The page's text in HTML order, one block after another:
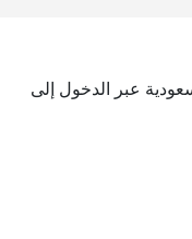
عبر الدخول إلى